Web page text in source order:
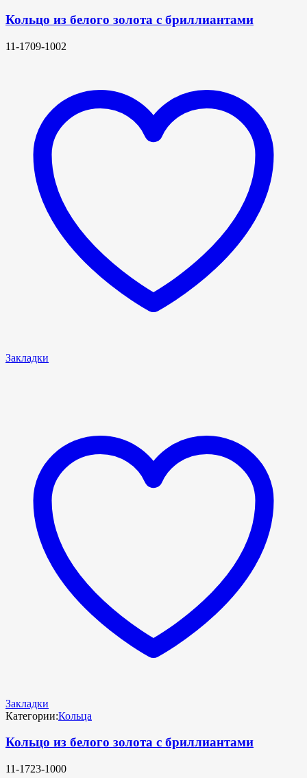
Кольцо из белого золота с бриллиантами
11-1709-1002
Закладки
Закладки
Категории:Кольца
Кольцо из белого золота с бриллиантами
11-1723-1000